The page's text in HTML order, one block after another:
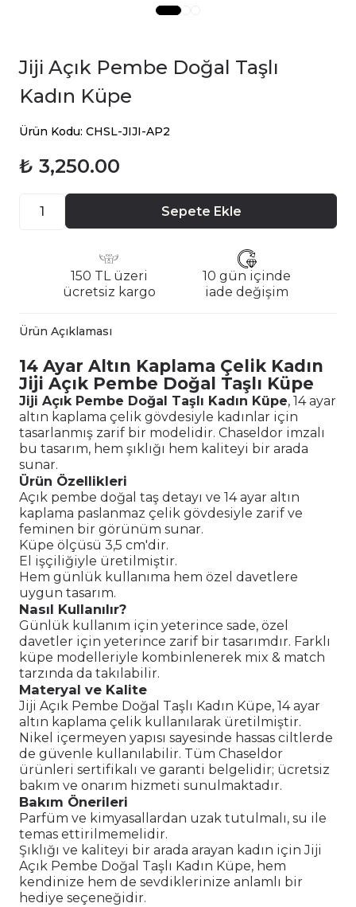
Jiji Açık Pembe Doğal Taşlı
Kadın Küpe
Ürün Kodu: CHSL-JIJI-AP2
₺ 3,250.00
Sepete Ekle
150 TL üzeri
ücretsiz kargo
10 gün içinde
iade değişim
Ürün Açıklaması
14 Ayar Altın Kaplama Çelik Kadın
Jiji Açık Pembe Doğal Taşlı Küpe
Jiji Açık Pembe Doğal Taşlı Kadın Küpe, 14 ayar
altın kaplama çelik gövdesiyle kadınlar için
tasarlanmış zarif bir modelidir. Chaseldor imzalı
bu tasarım, hem şıklığı hem kaliteyi bir arada
sunar.
Ürün Özellikleri
Açık pembe doğal taş detayı ve 14 ayar altın
kaplama paslanmaz çelik gövdesiyle zarif ve
feminen bir görünüm sunar.
Küpe ölçüsü 3,5 cm'dir.
El işçiliğiyle üretilmiştir.
Hem günlük kullanıma hem özel davetlere
uygun tasarım.
Nasıl Kullanılır?
Günlük kullanım için yeterince sade, özel
davetler için yeterince zarif bir tasarımdır. Farklı
küpe modelleriyle kombinlenerek mix & match
tarzında da takılabilir.
Materyal ve Kalite
Jiji Açık Pembe Doğal Taşlı Kadın Küpe, 14 ayar
altın kaplama çelik kullanılarak üretilmiştir.
Nikel içermeyen yapısı sayesinde hassas ciltlerde
de güvenle kullanılabilir. Tüm Chaseldor
ürünleri sertifikalı ve garanti belgelidir; ücretsiz
bakım ve onarım hizmeti sunulmaktadır.
Bakım Önerileri
Parfüm ve kimyasallardan uzak tutulmalı, su ile
temas ettirilmemelidir.
Şıklığı ve kaliteyi bir arada arayan kadın için Jiji
Açık Pembe Doğal Taşlı Kadın Küpe, hem
kendinize hem de sevdiklerinize anlamlı bir
hediye seçeneğidir.